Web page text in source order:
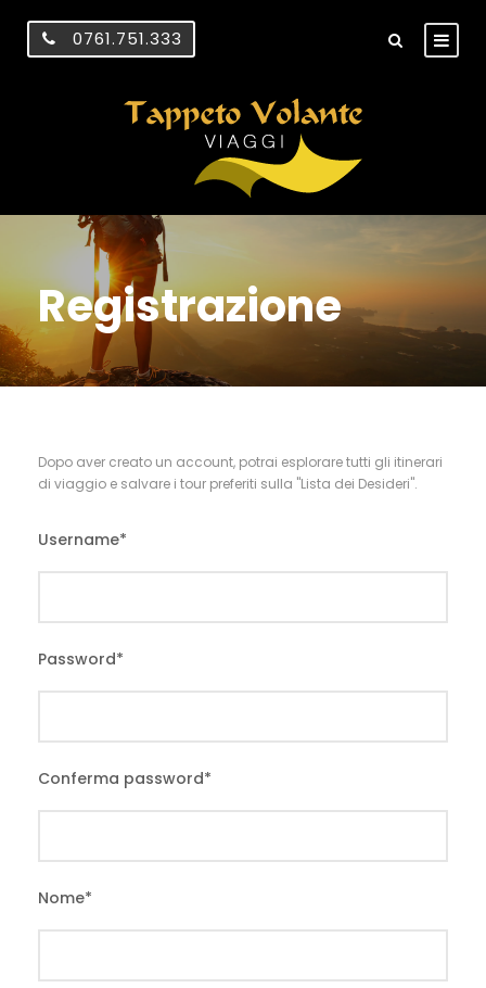
0761.751.333
Registrazione
Dopo aver creato un account, potrai esplorare tutti gli itinerari
di viaggio e salvare i tour preferiti sulla "Lista dei Desideri".
Username*
Password*
Conferma password*
Nome*